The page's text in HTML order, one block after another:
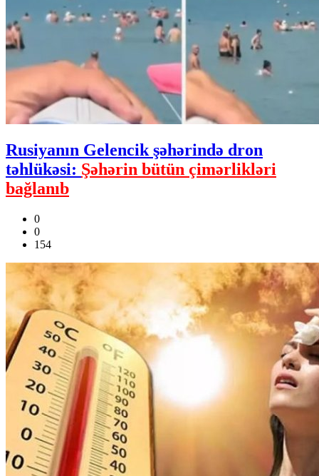
Rusiyanın Gelencik şəhərində dron
təhlükəsi: Şəhərin bütün çimərlikləri
bağlanıb
0
0
154